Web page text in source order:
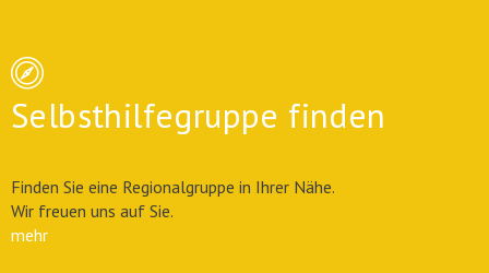
Selbsthilfegruppe finden
Finden Sie eine Regionalgruppe in Ihrer Nähe.
Wir freuen uns auf Sie.
mehr